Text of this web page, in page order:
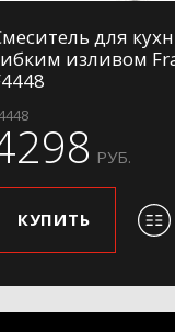
для
изливом
РУБ.
КУПИТЬ